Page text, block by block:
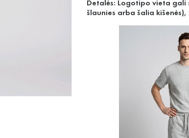
Detalės: Logotipo vieta
šlaunies arba šalia